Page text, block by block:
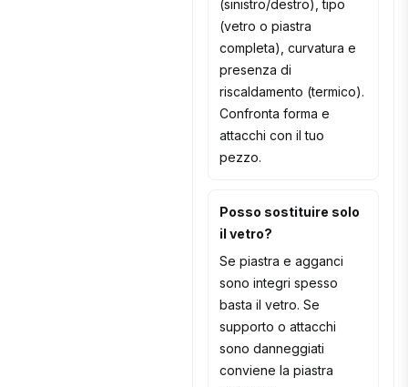
(sinistro/destro), tipo
(vetro o piastra
completa), curvatura e
presenza di
riscaldamento (termico).
Confronta forma e
attacchi con il tuo
pezzo.
Posso sostituire solo
il vetro?
Se piastra e agganci
sono integri spesso
basta il vetro. Se
supporto o attacchi
sono danneggiati
conviene la piastra